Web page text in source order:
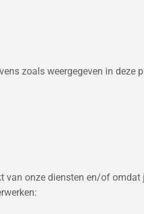
zoals weergegeven in deze
onze diensten en/of omdat